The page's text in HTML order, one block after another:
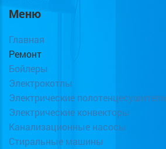
Меню
Главная
Ремонт
Бойлеры
Электрокотлы
Электрические полотенцесушители
Электрические конвекторы
Канализационные насосы
Стиральные машины